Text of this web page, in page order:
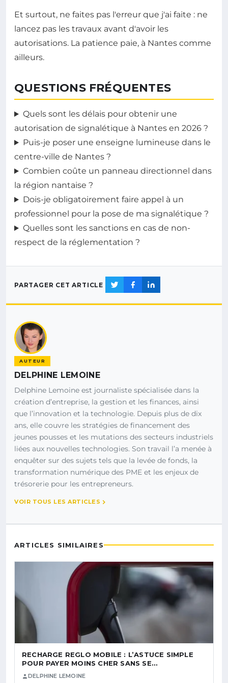
Et surtout, ne faites pas l'erreur que j'ai faite : ne
lancez pas les travaux avant d'avoir les
autorisations. La patience paie, à Nantes comme
ailleurs.
QUESTIONS FRÉQUENTES
Quels sont les délais pour obtenir une
autorisation de signalétique à Nantes en 2026 ?
Puis-je poser une enseigne lumineuse dans le
centre-ville de Nantes ?
Combien coûte un panneau directionnel dans
la région nantaise ?
Dois-je obligatoirement faire appel à un
professionnel pour la pose de ma signalétique ?
Quelles sont les sanctions en cas de non-
respect de la réglementation ?
PARTAGER CET ARTICLE
AUTEUR
DELPHINE LEMOINE
Delphine Lemoine est journaliste spécialisée dans la
création d’entreprise, la gestion et les finances, ainsi
que l’innovation et la technologie. Depuis plus de dix
ans, elle couvre les stratégies de financement des
jeunes pousses et les mutations des secteurs industriels
liées aux nouvelles technologies. Son travail l’a menée à
enquêter sur des sujets tels que la levée de fonds, la
transformation numérique des PME et les enjeux de
trésorerie pour les entrepreneurs.
VOIR TOUS LES ARTICLES
ARTICLES SIMILAIRES
RECHARGE REGLO MOBILE : L’ASTUCE SIMPLE
POUR PAYER MOINS CHER SANS SE…
DELPHINE LEMOINE